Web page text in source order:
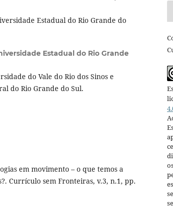
Estadual do Rio Grande do
Estadual do Rio Grande
do Vale do Rio dos Sinos e
do Rio Grande do Sul.
em movimento – o que temos a
Currículo sem Fronteiras, v.3, n.1, pp.